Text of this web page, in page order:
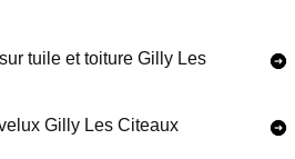
tuile et toiture Gilly Les
Gilly Les Citeaux